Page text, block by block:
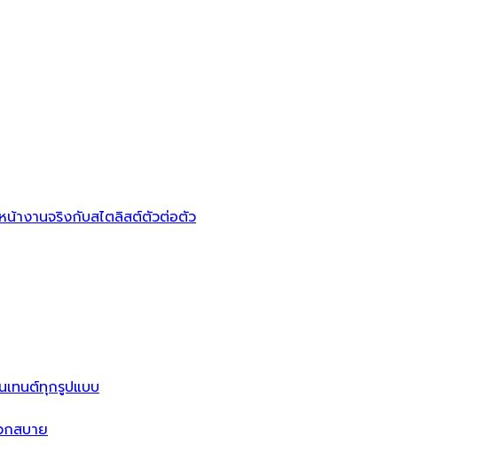
างานจริงกับสไตลิสต์ตัวต่อตัว
เทนต์ทุกรูปแบบ
กสบาย